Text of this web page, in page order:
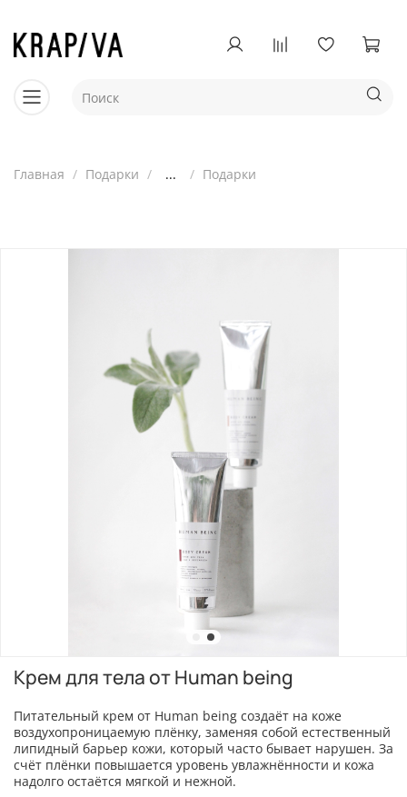
Главная Подарки ... Подарки
Крем для тела от Human being
Питательный крем от Human being создаёт на коже
воздухопроницаемую плёнку, заменяя собой естественный
липидный барьер кожи, который часто бывает нарушен. За
счёт плёнки повышается уровень увлажнённости и кожа
надолго остаётся мягкой и нежной.